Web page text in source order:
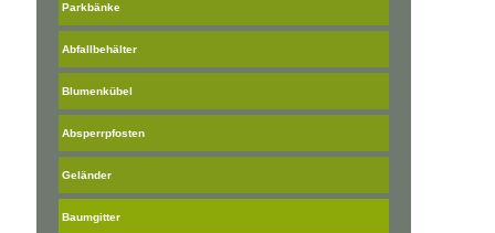
Parkbänke
Abfallbehälter
Blumenkübel
Absperrpfosten
Geländer
Baumgitter